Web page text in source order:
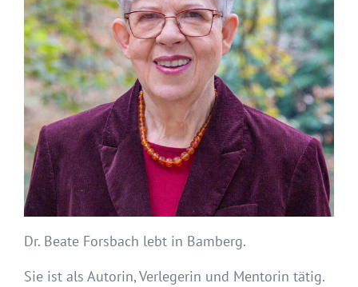
Dr. Beate Forsbach lebt in Bamberg.
Sie ist als Autorin, Verlegerin und Mentorin tätig.